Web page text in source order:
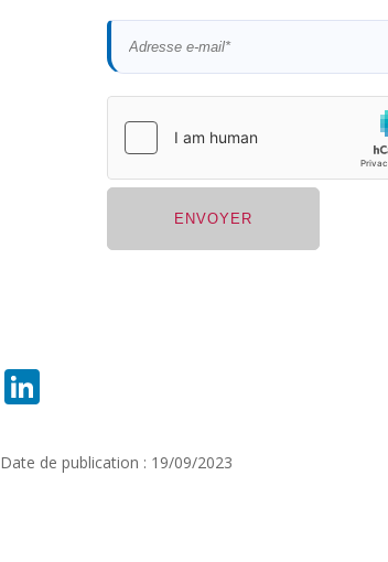
Date de publication : 19/09/2023